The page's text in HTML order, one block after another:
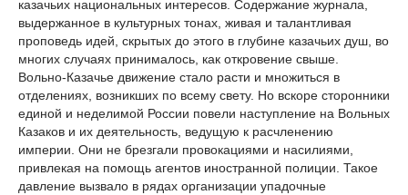
казачьих национальных интересов. Содержание журнала,
выдержанное в культурных тонах, живая и талантливая
проповедь идей, скрытых до этого в глубине казачьих душ, во
многих случаях принималось, как откровение свыше.
Вольно-Казачье движение стало расти и множиться в
отделениях, возникших по всему свету. Но вскоре сторонники
единой и неделимой России повели наступление на Вольных
Казаков и их деятельность, ведущую к расчленению
империи. Они не брезгали провокациями и насилиями,
привлекая на помощь агентов иностранной полиции. Такое
давление вызвало в рядах организации упадочные